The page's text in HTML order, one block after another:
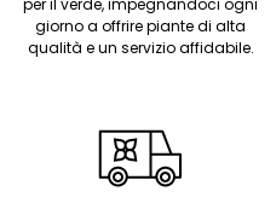
per il verde, impegnandoci ogni
giorno a offrire piante di alta
qualità e un servizio affidabile.